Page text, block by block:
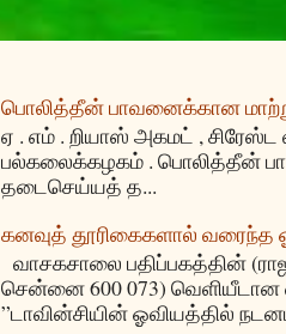
பொலித்தீன் பாவனைக்கான
ஏ . எம் . றியாஸ் அகமட் , சிரேஸ்ட
பல்கலைக்கழகம் . பொலித்தீன்
தடைசெய்யத் த...
கனவுத் தூரிகைகளால்
வாசகசாலை பதிப்பகத்தின்
சென்னை 600 073)
”டாவின்சியின் ஓவியத்தில்